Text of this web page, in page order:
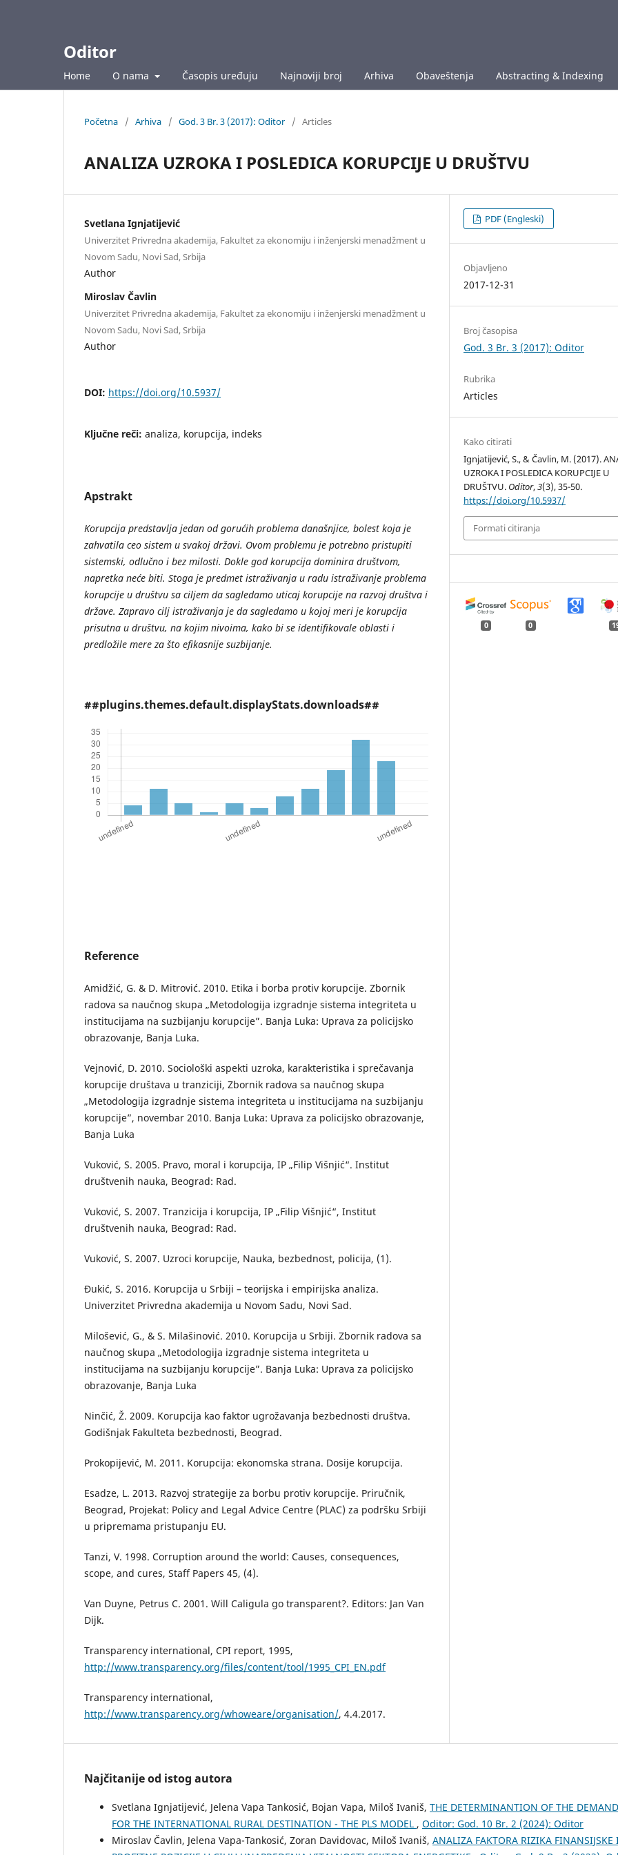
Oditor
Home O nama Časopis uređuju Najnoviji broj Arhiva Obaveštenja Abstracting & Indexing
Početna / Arhiva / God. 3 Br. 3 (2017): Oditor / Articles
ANALIZA UZROKA I POSLEDICA KORUPCIJE U DRUŠTVU
Svetlana Ignjatijević
Univerzitet Privredna akademija, Fakultet za ekonomiju i inženjerski menadžment u
Novom Sadu, Novi Sad, Srbija
Author
Miroslav Čavlin
Univerzitet Privredna akademija, Fakultet za ekonomiju i inženjerski menadžment u
Novom Sadu, Novi Sad, Srbija
Author
DOI: https://doi.org/10.5937/
Ključne reči: analiza, korupcija, indeks
Apstrakt
Korupcija predstavlja jedan od gorućih problema današnjice, bolest koja je
zahvatila ceo sistem u svakoj državi. Ovom problemu je potrebno pristupiti
sistemski, odlučno i bez milosti. Dokle god korupcija dominira društvom,
napretka neće biti. Stoga je predmet istraživanja u radu istraživanje problema
korupcije u društvu sa ciljem da sagledamo uticaj korupcije na razvoj društva i
države. Zapravo cilj istraživanja je da sagledamo u kojoj meri je korupcija
prisutna u društvu, na kojim nivoima, kako bi se identifikovale oblasti i
predložile mere za što efikasnije suzbijanje.
##plugins.themes.default.displayStats.downloads##
Reference
Amidžić, G. & D. Mitrović. 2010. Etika i borba protiv korupcije. Zbornik
radova sa naučnog skupa „Metodologija izgradnje sistema integriteta u
institucijama na suzbijanju korupcije”. Banja Luka: Uprava za policijsko
obrazovanje, Banja Luka.
Vejnović, D. 2010. Sociološki aspekti uzroka, karakteristika i sprečavanja
korupcije društava u tranziciji, Zbornik radova sa naučnog skupa
„Metodologija izgradnje sistema integriteta u institucijama na suzbijanju
korupcije”, novembar 2010. Banja Luka: Uprava za policijsko obrazovanje,
Banja Luka
Vuković, S. 2005. Pravo, moral i korupcija, IP „Filip Višnjić“. Institut
društvenih nauka, Beograd: Rad.
Vuković, S. 2007. Tranzicija i korupcija, IP „Filip Višnjić“, Institut
društvenih nauka, Beograd: Rad.
Vuković, S. 2007. Uzroci korupcije, Nauka, bezbednost, policija, (1).
Đukić, S. 2016. Korupcija u Srbiji – teorijska i empirijska analiza.
Univerzitet Privredna akademija u Novom Sadu, Novi Sad.
Milošević, G., & S. Milašinović. 2010. Korupcija u Srbiji. Zbornik radova sa
naučnog skupa „Metodologija izgradnje sistema integriteta u
institucijama na suzbijanju korupcije”. Banja Luka: Uprava za policijsko
obrazovanje, Banja Luka
Ninčić, Ž. 2009. Korupcija kao faktor ugrožavanja bezbednosti društva.
Godišnjak Fakulteta bezbednosti, Beograd.
Prokopijević, M. 2011. Korupcija: ekonomska strana. Dosije korupcija.
Esadze, L. 2013. Razvoj strategije za borbu protiv korupcije. Priručnik,
Beograd, Projekat: Policy and Legal Advice Centre (PLAC) za podršku Srbiji
u pripremama pristupanju EU.
Tanzi, V. 1998. Corruption around the world: Causes, consequences,
scope, and cures, Staff Papers 45, (4).
Van Duyne, Petrus C. 2001. Will Caligula go transparent?. Editors: Jan Van
Dijk.
Transparency international, CPI report, 1995,
http://www.transparency.org/files/content/tool/1995_CPI_EN.pdf
Transparency international,
http://www.transparency.org/whoweare/organisation/, 4.4.2017.
PDF (Engleski)
Objavljeno
2017-12-31
Broj časopisa
God. 3 Br. 3 (2017): Oditor
Rubrika
Articles
Kako citirati
Ignjatijević, S., & Čavlin, M. (2017).
UZROKA I POSLEDICA KORUPCIJE U
DRUŠTVU. Oditor,3(3), 35-50.
https://doi.org/10.5937/
Formati citiranja
0 0
Najčitanije od istog autora
Svetlana Ignjatijević, Jelena Vapa Tankosić, Bojan Vapa, Miloš Ivaniš, THE DETERMINANTION OF THE DEMAND
FOR THE INTERNATIONAL RURAL DESTINATION - THE PLS MODEL , Oditor: God. 10 Br. 2 (2024): Oditor
Miroslav Čavlin, Jelena Vapa-Tankosić, Zoran Davidovac, Miloš Ivaniš, ANALIZA FAKTORA RIZIKA FINANSIJSKE